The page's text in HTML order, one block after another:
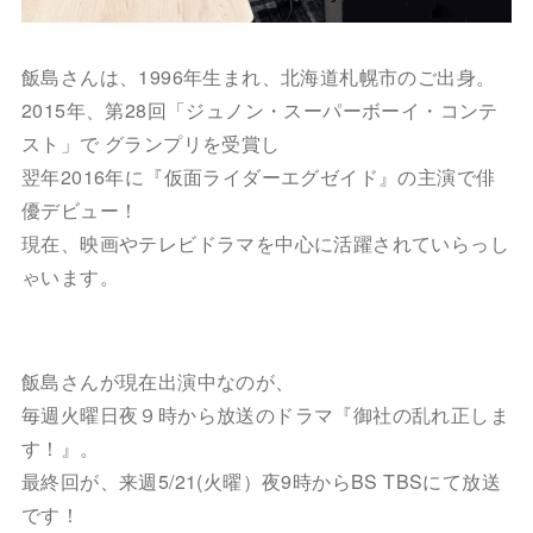
飯島さんは、1996年生まれ、北海道札幌市のご出身。
2015年、第28回「ジュノン・スーパーボーイ・コンテ
スト」で グランプリを受賞し
翌年2016年に『仮面ライダーエグゼイド』の主演で俳
優デビュー！
現在、映画やテレビドラマを中心に活躍されていらっし
ゃいます。
飯島さんが現在出演中なのが、
毎週火曜日夜９時から放送のドラマ『御社の乱れ正しま
す！』。
最終回が、来週5/21(火曜）夜9時からBS TBSにて放送
です！